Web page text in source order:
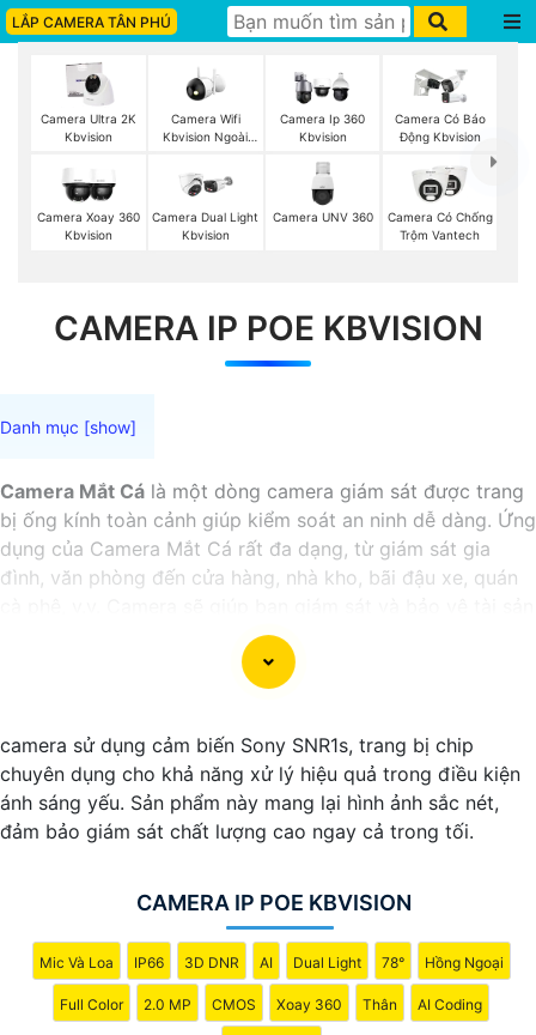
LẮP CAMERA TÂN PHÚ
Camera Ultra 2K
Kbvision
Camera Wifi
Kbvision Ngoài
Camera Ip 360
Kbvision
Camera Có Báo
Động Kbvision
Camera Xoay 360
Kbvision
Camera Dual Light
Kbvision
Camera UNV 360
Camera Có Chống
Trộm Vantech
CAMERA IP POE KBVISION
Camera Mắt Cá là một dòng camera giám sát được trang
bị ống kính toàn cảnh giúp kiểm soát an ninh dễ dàng. Ứng
dụng của Camera Mắt Cá rất đa dạng, từ giám sát gia
đình, văn phòng đến cửa hàng, nhà kho, bãi đậu xe, quán
một cách hiệu quả và tiện lợi.
camera sử dụng cảm biến Sony SNR1s, trang bị chip
chuyên dụng cho khả năng xử lý hiệu quả trong điều kiện
ánh sáng yếu. Sản phẩm này mang lại hình ảnh sắc nét,
đảm bảo giám sát chất lượng cao ngay cả trong tối.
CAMERA IP POE KBVISION
Mic Và Loa IP66 3D DNR AI Dual Light 78° Hồng Ngoại
Full Color 2.0 MP CMOS Xoay 360 Thân AI Coding